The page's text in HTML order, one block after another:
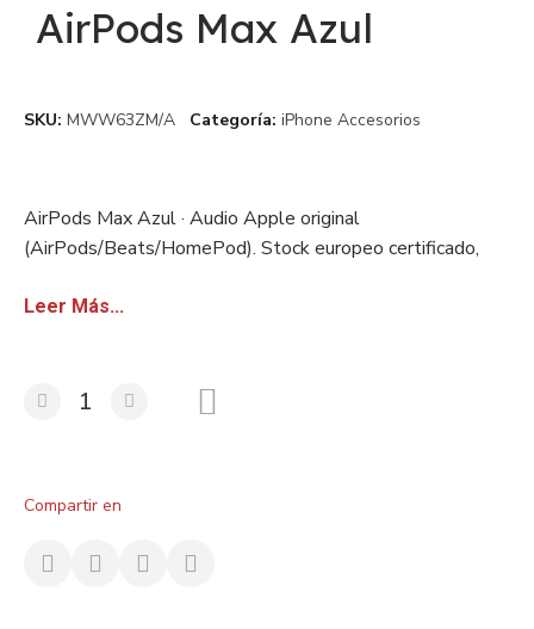
AirPods Max Azul
SKU MWW63ZM/A Categoría iPhone Accesorios
AirPods Max Azul · Audio Apple original
(AirPods/Beats/HomePod). Stock europeo certificado,
Leer Más...
Compartir en